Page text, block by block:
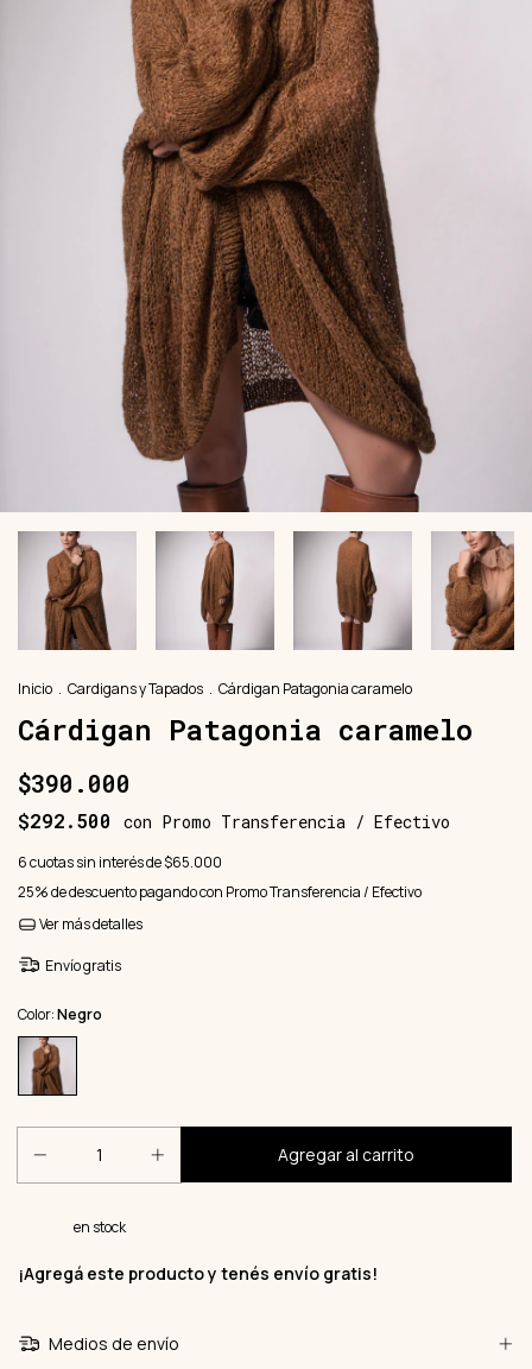
Inicio . Cardigans y Tapados . Cárdigan Patagonia caramelo
Cárdigan Patagonia caramelo
$390.000
$292.500 con Promo Transferencia / Efectivo
6cuotas sin interés de$65.000
25% de descuentopagando con Promo Transferencia / Efectivo
Ver más detalles
Envío gratis
Color:Negro
en stock
¡Agregá este producto y tenés envío gratis!
Medios de envío